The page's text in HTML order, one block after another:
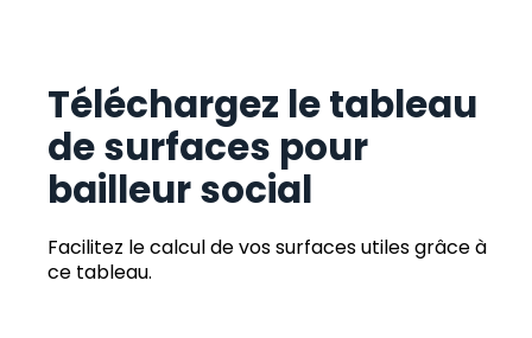
Téléchargez le tableau
de surfaces pour
bailleur social
Facilitez le calcul de vos surfaces utiles grâce à
ce tableau.